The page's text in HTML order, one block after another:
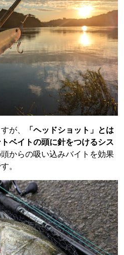
が、
「ヘッドショット」とは
ベイトの頭に針をつけるシス
からの吸い込みバイトを効果
。